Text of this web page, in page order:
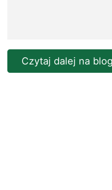
Czytaj dalej na